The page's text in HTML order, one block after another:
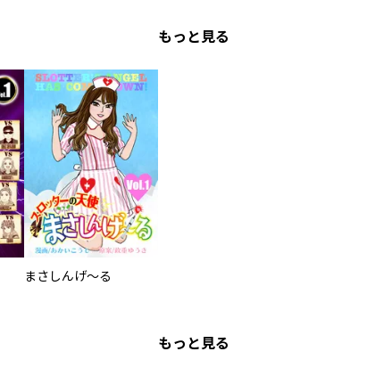
もっと見る
まさしんげ～る
もっと見る